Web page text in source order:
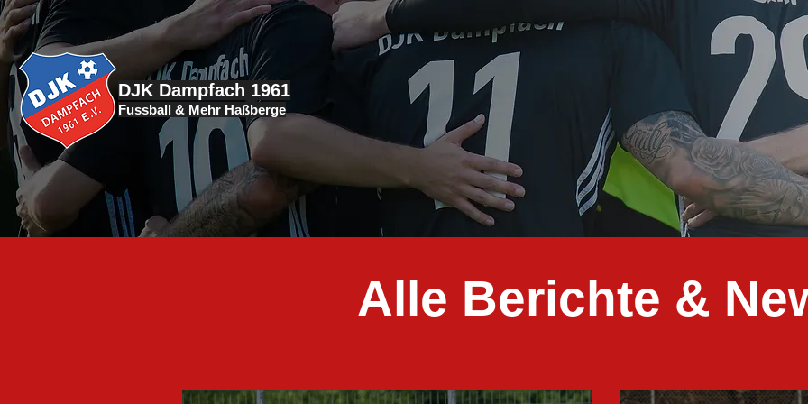
DJK Dampfach 1961
Fussball & Mehr Haßberge
Alle Berichte &